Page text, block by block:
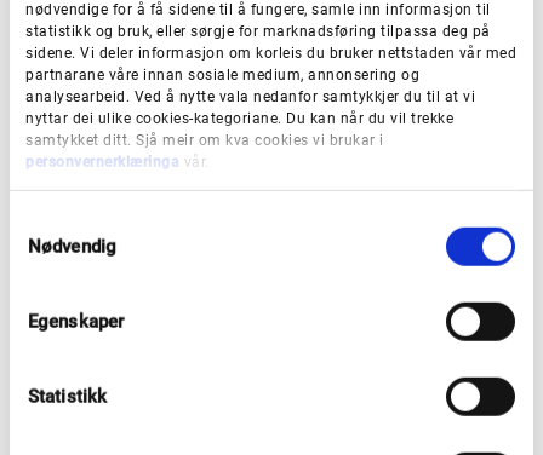
nødvendige for å få sidene til å fungere, samle inn informasjon til
statistikk og bruk, eller sørgje for marknadsføring tilpassa deg på
sidene. Vi deler informasjon om korleis du bruker nettstaden vår med
partnarane våre innan sosiale medium, annonsering og
analysearbeid. Ved å nytte vala nedanfor samtykkjer du til at vi
nyttar dei ulike cookies-kategoriane. Du kan når du vil trekke
samtykket ditt. Sjå meir om kva cookies vi brukar i
personvernerklæringa vår.
Nødvendig
Egenskaper
Statistikk
I undersøkinga i 2021 var det inkludert spørsmål knytt
til korona og korleis ungdommen har opplev
pandemien. I presentasjonen under finn de
ungdommen sine svar på dei koronarelaterte
spørsmål i undersøkinga.
I 2021 utarbeiddde Vestland fylkeskommune ei